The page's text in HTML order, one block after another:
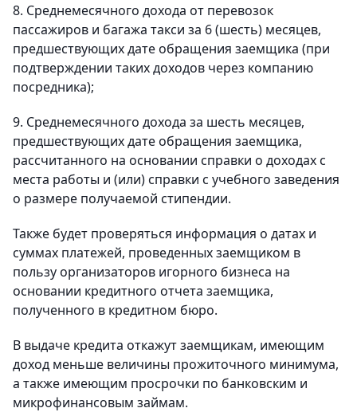
8. Среднемесячного дохода от перевозок
пассажиров и багажа такси за 6 (шесть) месяцев,
предшествующих дате обращения заемщика (при
подтверждении таких доходов через компанию
посредника);
9. Среднемесячного дохода за шесть месяцев,
предшествующих дате обращения заемщика,
рассчитанного на основании справки о доходах с
места работы и (или) справки с учебного заведения
о размере получаемой стипендии.
Также будет проверяться информация о датах и
суммах платежей, проведенных заемщиком в
пользу организаторов игорного бизнеса на
основании кредитного отчета заемщика,
полученного в кредитном бюро.
В выдаче кредита откажут заемщикам, имеющим
доход меньше величины прожиточного минимума,
а также имеющим просрочки по банковским и
микрофинансовым займам.